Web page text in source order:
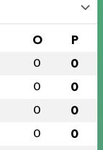
O P
0 0
0 0
0 0
0 0